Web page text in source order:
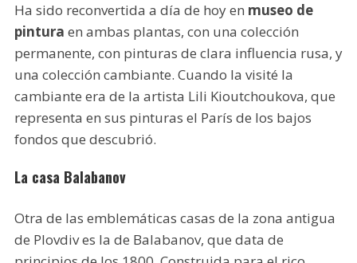
Ha sido reconvertida a día de hoy en museo de
pintura en ambas plantas, con una colección
permanente, con pinturas de clara influencia rusa, y
una colección cambiante. Cuando la visité la
cambiante era de la artista Lili Kioutchoukova, que
representa en sus pinturas el París de los bajos
fondos que descubrió.
La casa Balabanov
Otra de las emblemáticas casas de la zona antigua
de Plovdiv es la de Balabanov, que data de